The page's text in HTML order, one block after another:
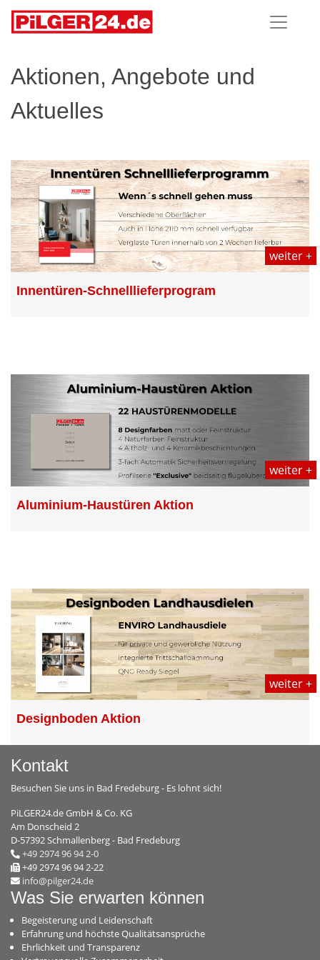
Aktionen, Angebote und
Aktuelles
weiter +
Innentüren-Schnelllieferprogram
weiter +
Aluminium-Haustüren Aktion
weiter +
Designboden Aktion
Kontakt
Besuchen Sie uns in Bad Fredeburg - Es lohnt sich!
PiLGER24.de GmbH & Co. KG
Am Donscheid 2
D-57392 Schmallenberg - Bad Fredeburg
+49 2974 96 94 2-0
+49 2974 96 94 2-22
info@pilger24.de
Was Sie erwarten können
Begeisterung und Leidenschaft
Erfahrung und höchste Qualitätsansprüche
Ehrlichkeit und Transparenz